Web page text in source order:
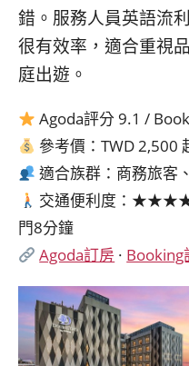
錯。服務人員英語流
很有效率，適合重視
庭出遊。
Agoda評分 9.1 /
參考價：TWD 2,500
適合族群：商務旅客
交通便利度：
門8分鐘
Agoda訂房 · Booking